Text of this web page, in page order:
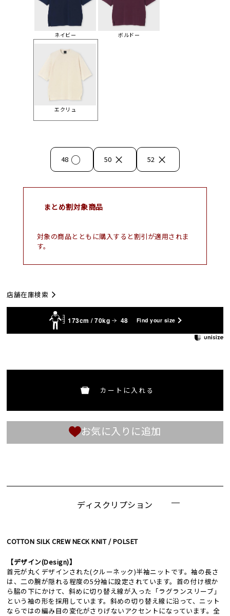
ネイビー ボルドー
エクリュ
48 ○ 50 × 52 ×
まとめ割対象商品
対象の商品とともに購入すると割引が適用されま
す。
店舗在庫検索
173cm / 70kg 48 Find your size
カートに入れる
お気に入りに追加
ディスクリプション
COTTON SILK CREW NECK KNIT / POLSET
【デザイン(Design)】
首元が丸くデザインされた(クルーネック)半袖ニットです。袖の長さ
は、二の腕が隠れる程度の5分袖に設定されています。首の付け根か
ら脇の下にかけて、斜めに切り替え線が入った「ラグランスリーブ」
という袖の形を採用しています。斜めの切り替え線に沿って、ニット
ならではの編み目の変化がさりげないアクセントになっています。全